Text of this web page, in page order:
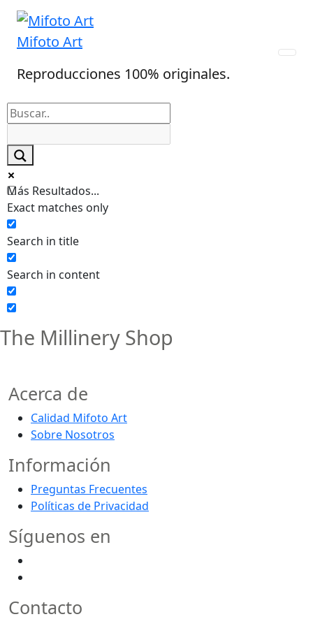
Skip
content
Mifoto Art
Reproducciones 100% originales.
Más Resultados...
Exact matches only
Search in title
Search in content
The Millinery Shop
Acerca de
Calidad Mifoto Art
Sobre Nosotros
Información
Preguntas Frecuentes
Políticas de Privacidad
Síguenos en
Contacto